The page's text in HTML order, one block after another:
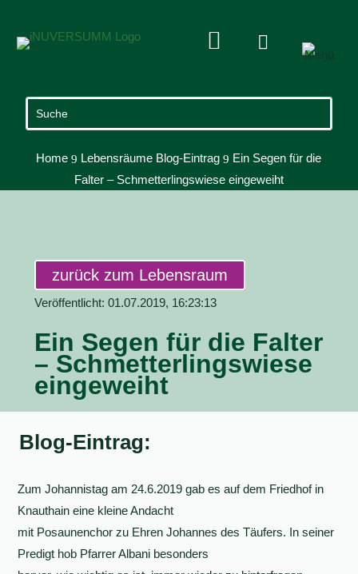
 
Home 9 Lebensräume Blog-Eintrag 9 Ein Segen für die
Falter – Schmetterlingswiese eingeweiht
zurück zum Lebensraum
Veröffentlicht: 01.07.2019, 16:23:13
Ein Segen für die Falter
– Schmetterlingswiese
eingeweiht
Blog-Eintrag:
Zum Johannistag am 24.6.2019 gab es auf dem Friedhof in
Knauthain eine kleine Andacht
mit Posaunenchor zu Ehren Johannes des Täufers. In seiner
Predigt hob Pfarrer Albani besonders